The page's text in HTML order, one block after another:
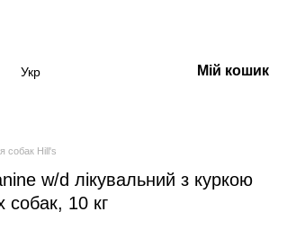
Укр Мій кошик
собак Hill's
w/d лікувальний з куркою
собак, 10 кг